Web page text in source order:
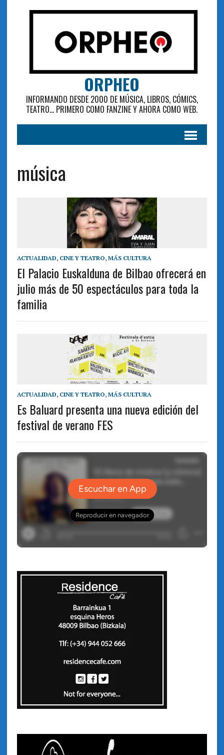
ORPHEO
INFORMANDO DESDE 2000 DE MÚSICA, LIBROS, CÓMICS,
TEATRO... PRIMERO COMO FANZINE Y AHORA COMO WEB.
música
ACTUALIDAD, CINE Y TEATRO, MÁS CULTURA
El Palacio Euskalduna de Bilbao ofrecerá en
julio más de 50 espectáculos para toda la
familia
ACTUALIDAD, CINE Y TEATRO, MÁS CULTURA
Es Baluard presenta una nueva edición del
festival de verano FES